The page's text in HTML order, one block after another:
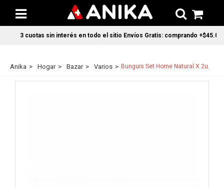
3 cuotas sin interés en todo el sitio Envíos Gratis: comprando +$45.000
Anika Hogar Bazar Varios Bunguis Set Home Natural X 2u.